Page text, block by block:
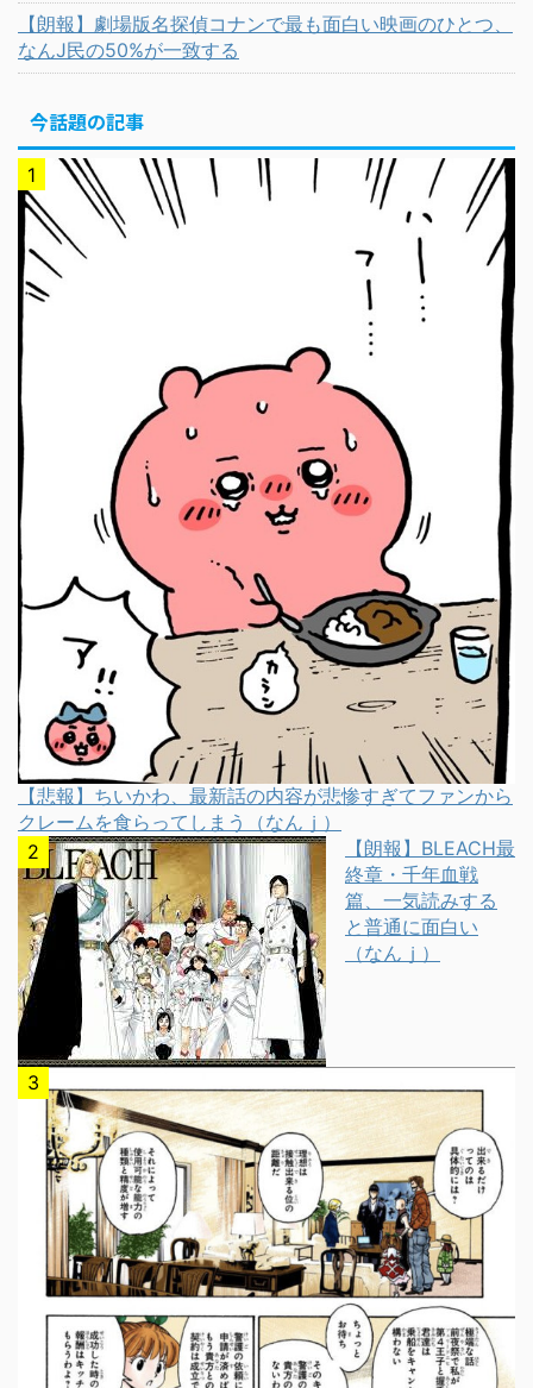
【朗報】劇場版名探偵コナンで最も面白い映画のひとつ、
なんJ民の50%が一致する
今話題の記事
【悲報】ちいかわ、最新話の内容が悲惨すぎてファンから
クレームを食らってしまう（なんｊ）
【朗報】BLEACH最
終章・千年血戦
篇、一気読みする
と普通に面白い
（なんｊ）